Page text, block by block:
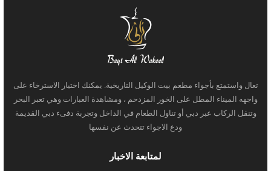
تعال واستمتع بأجواء مطعم بيت الوكيل التاريخية. يمكنك اختيار الاسترخاء على
واجهه الميناء المطل على الخور المزدحم ، ومشاهدة العبارات وهي تعبر البحر
وتنقل الركاب عبر دبي أو تناول الطعام في الداخل وتجربة دفىء دبي القديمة
ودع الاجواء تتحدث عن نفسها
لمتابعة الاخبار